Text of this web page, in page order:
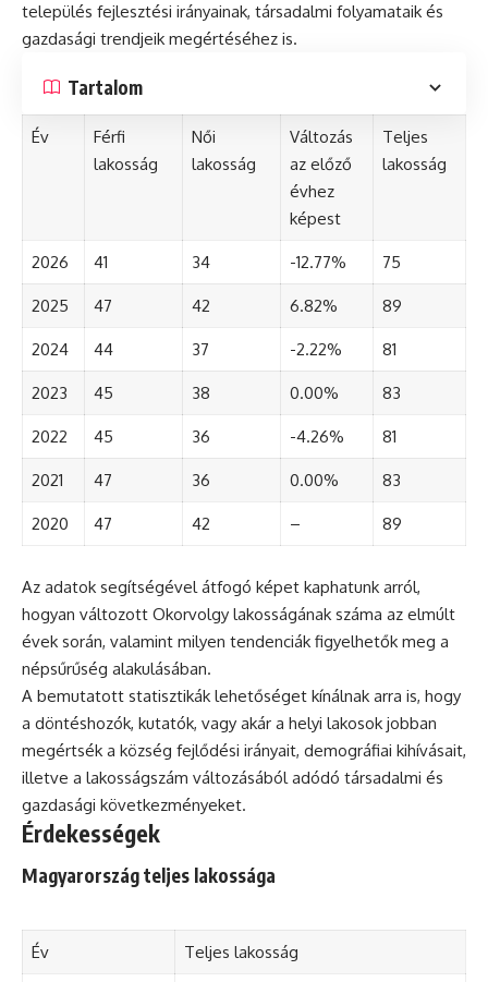
település fejlesztési irányainak, társadalmi folyamataik és
gazdasági trendjeik megértéséhez is.
Tartalom
Év
Férfi
lakosság
Női
lakosság
Változás
az előző
évhez
képest
Teljes
lakosság
2026 41 34 -12.77% 75
2025 47 42 6.82% 89
2024 44 37 -2.22% 81
2023 45 38 0.00% 83
2022 45 36 -4.26% 81
2021 47 36 0.00% 83
2020 47 42 – 89
Az adatok segítségével átfogó képet kaphatunk arról,
hogyan változott Okorvolgy lakosságának száma az elmúlt
évek során, valamint milyen tendenciák figyelhetők meg a
népsűrűség alakulásában.
A bemutatott statisztikák lehetőséget kínálnak arra is, hogy
a döntéshozók, kutatók, vagy akár a helyi lakosok jobban
megértsék a község fejlődési irányait, demográfiai kihívásait,
illetve a lakosságszám változásából adódó társadalmi és
gazdasági következményeket.
Érdekességek
Magyarország teljes lakossága
Év Teljes lakosság